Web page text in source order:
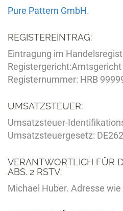
Pure Pattern GmbH.
REGISTEREINTRAG:
Eintragung im
Registernummer: HRB
UMSATZSTEUER:
Umsatzsteuer-
Umsatzsteuergesetz:
VERANTWORTLICH FÜR
ABS. 2 RSTV:
Michael Huber. Adresse wie